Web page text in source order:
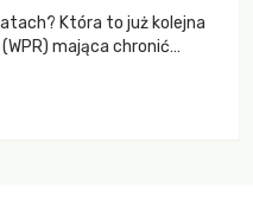
Która to już kolejna
mająca chronić